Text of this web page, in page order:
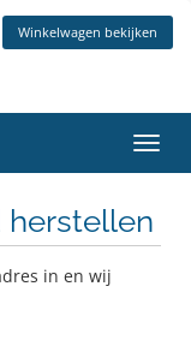
Winkelwagen bekijken
in-/
herstellen
in en wij